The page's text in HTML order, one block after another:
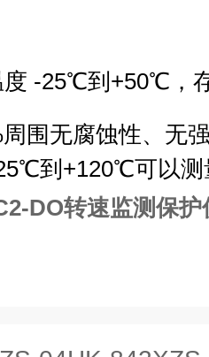
-25℃到+50℃，
围无腐蚀性、无
到+120℃可以测
DO转速监测保护